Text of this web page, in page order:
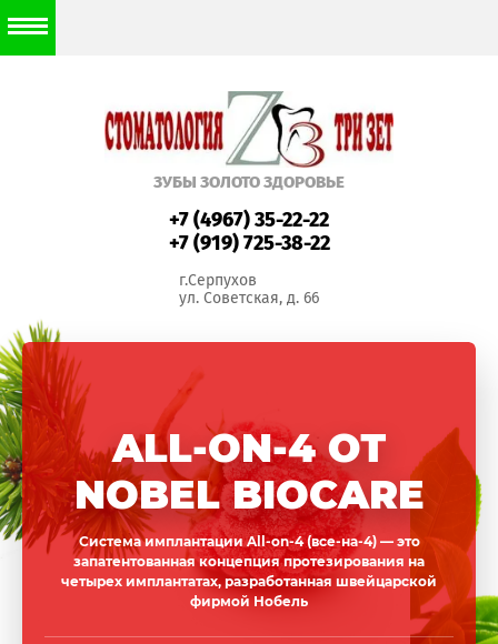
ЗУБЫ ЗОЛОТО ЗДОРОВЬЕ
+7 (4967) 35-22-22
+7 (919) 725-38-22
г.Серпухов
ул. Советская, д. 66
ИМПЛАНТАЦИЯ
NOBEL BIOCARE
NOBEL BIOCARE является признанным мировым
лидером в области инновационных конструкций с
опорой на имплантаты — от одиночных коронок до
полных протезов.
Дает пожизненную гарантию на свою продукцию.